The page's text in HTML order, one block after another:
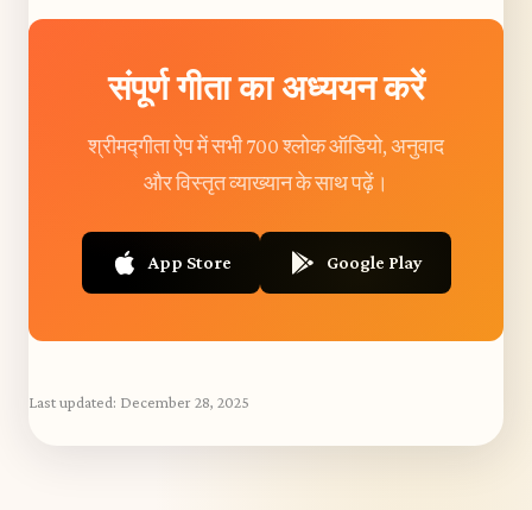
संपूर्ण गीता का अध्ययन करें
श्रीमद्गीता ऐप में सभी 700 श्लोक ऑडियो, अनुवाद
और विस्तृत व्याख्यान के साथ पढ़ें।
App Store Google Play
Last updated: December 28, 2025